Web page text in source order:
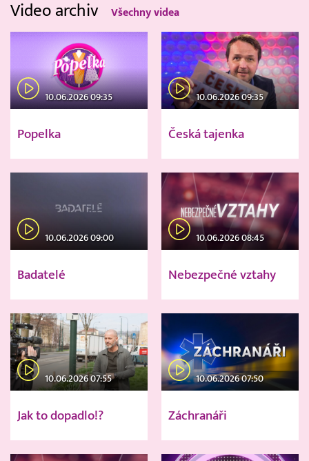
Video archiv Všechny videa
10.06.2026 09:35
Popelka
10.06.2026 09:35
Česká tajenka
10.06.2026 09:00
Badatelé
10.06.2026 08:45
Nebezpečné vztahy
10.06.2026 07:55
Jak to dopadlo!?
10.06.2026 07:50
Záchranáři